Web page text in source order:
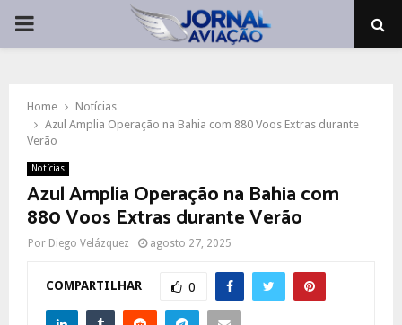
PRIMARY
Home
Notícias
Azul Amplia Operação na Bahia com 880 Voos Extras durante
Verão
Notícias
Azul Amplia Operação na Bahia com
880 Voos Extras durante Verão
Por Diego Velázquez agosto 27, 2025
COMPARTILHAR 0